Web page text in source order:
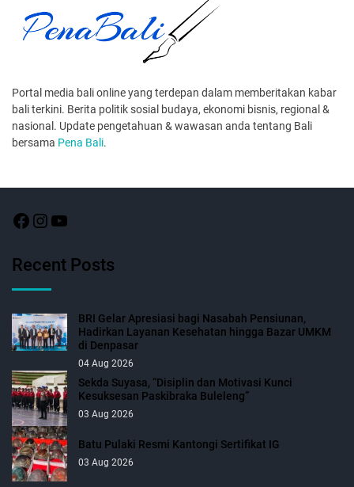
Portal media bali online yang terdepan dalam memberitakan kabar
bali terkini. Berita politik sosial budaya, ekonomi bisnis, regional &
nasional. Update pengetahuan & wawasan anda tentang Bali
bersama Pena Bali.
Recent Posts
BRI Gelar Apresiasi bagi Nasabah Pensiunan,
Hadirkan Layanan Kesehatan hingga Bazar UMKM
di Denpasar
04 Aug 2026
Sekda Suyasa, “Disiplin dan Motivasi Kunci
Kesuksesan Paskibraka Buleleng”
03 Aug 2026
Batu Pulaki Resmi Kantongi Sertifikat IG
03 Aug 2026